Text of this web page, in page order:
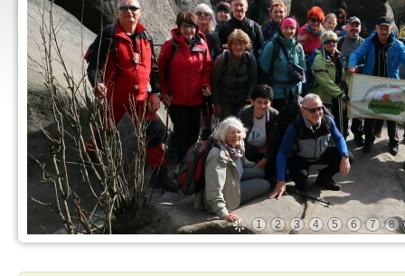
1 2 3 4 5 6 7 8